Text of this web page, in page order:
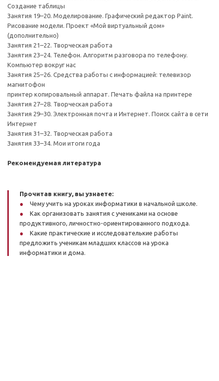
Создание таблицы
Занятия 19–20. Моделирование. Графический редактор Paint.
Рисование модели. Проект «Мой виртуальный дом»
(дополнительно)
Занятия 21–22. Творческая работа
Занятия 23–24. Телефон. Алгоритм разговора по телефону.
Компьютер вокруг нас
Занятия 25–26. Средства работы с информацией: телевизор
магнитофон
принтер копировальный аппарат. Печать файла на принтере
Занятия 27–28. Творческая работа
Занятия 29–30. Электронная почта и Интернет. Поиск сайта в сети
Интернет
Занятия 31–32. Творческая работа
Занятия 33–34. Мои итоги года
Рекомендуемая литература
Прочитав книгу, вы узнаете:
Чему учить на уроках информатики в начальной школе.
Как организовать занятия с учениками на основе
продуктивного, личностно-ориентированного подхода.
Какие практические и исследователькие работы
предложить ученикам младших классов на урока
информатики и дома.